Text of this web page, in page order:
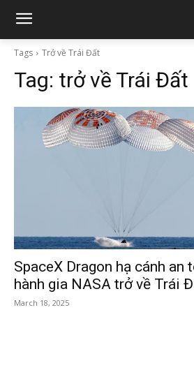
Tags Trở về Trái Đất
Tag: trở về Trái Đất
SpaceX Dragon hạ cánh an
hành gia NASA trở về Trái
March 18, 2025